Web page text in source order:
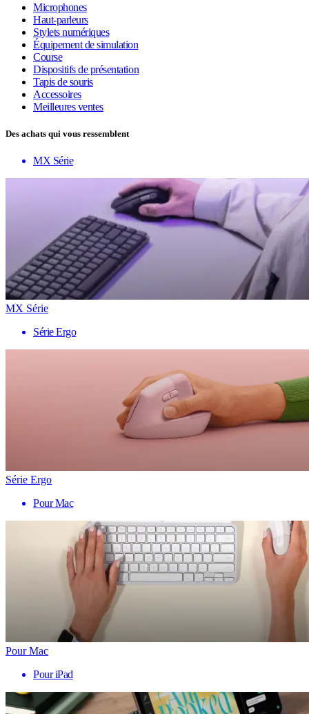
Microphones
Haut-parleurs
Stylets numériques
Équipement de simulation
Course
Dispositifs de présentation
Tapis de souris
Accessoires
Meilleures ventes
Des achats qui vous ressemblent
MX Série
MX Série
Série Ergo
Série Ergo
Pour Mac
Pour Mac
Pour iPad